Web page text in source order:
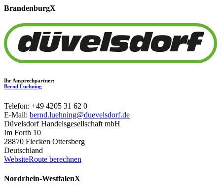
BrandenburgX
Ihr Ansprechpartner:
Bernd Luehning
Telefon: +49 4205 31 62 0
E-Mail: bernd.luehning@duevelsdorf.de
Düvelsdorf Handelsgesellschaft mbH
Im Forth 10
28870 Flecken Ottersberg
Deutschland
WebsiteRoute berechnen
Nordrhein-WestfalenX